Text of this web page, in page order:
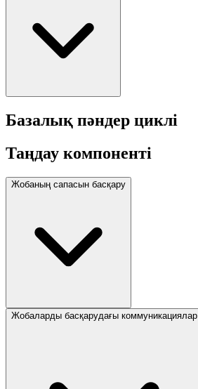
Базалық пәндер циклі
Таңдау компоненті
Жобаның сапасын басқару
Жобаларды басқарудағы коммуникациялар